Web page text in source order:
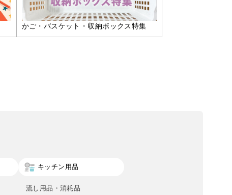
かご・バスケット・収納ボックス特集
キッチン用品
流し用品・消耗品